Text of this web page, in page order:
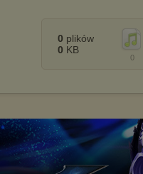
0
0 plików
0 KB